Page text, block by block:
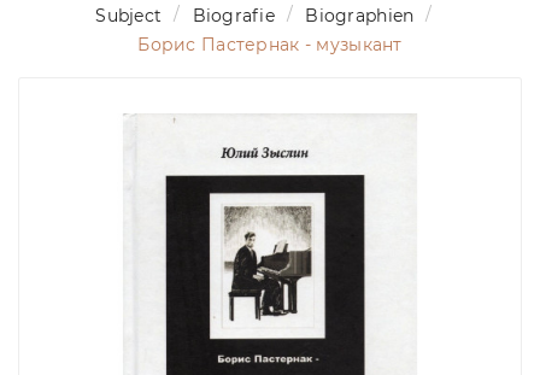
Subject
Biografie
Biographien
Борис Пастернак - музыкант